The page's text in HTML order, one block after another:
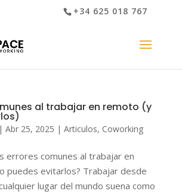
+34 625 018 767
al trabajar en remoto (y
| Abr 25, 2025 | Articulos, Coworking
errores comunes al trabajar en
puedes evitarlos? Trabajar desde
lugar del mundo suena como